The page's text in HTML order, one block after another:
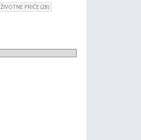
ŽIVOTNE PRIČE (28)